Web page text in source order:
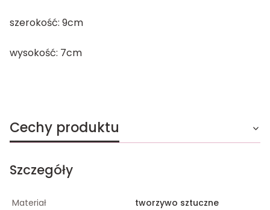
szerokość: 9cm
wysokość: 7cm
Cechy produktu
Szczegóły
Materiał
tworzywo sztuczne